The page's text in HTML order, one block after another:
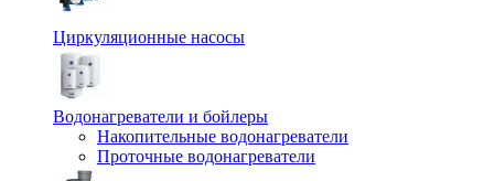
Циркуляционные насосы
Водонагреватели и бойлеры
Накопительные водонагреватели
Проточные водонагреватели